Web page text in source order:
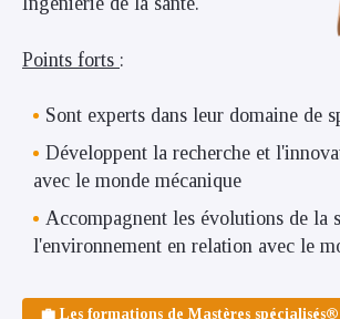
Points forts :
Sont experts dans leur domaine de
Développent la recherche et
avec le monde mécanique
Accompagnent les évolutions de la
l'environnement en relation avec le
💼 Les formations de Mastères spécialisés®